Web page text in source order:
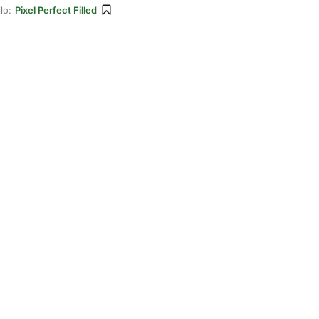
Pixel Perfect Filled